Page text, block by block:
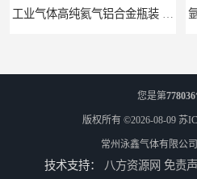
工业气体高纯氦气铝合金瓶装 巢湖特种气体配送 全国配送上门
您是第778036
版权所有 ©2026-08-09 苏
常州泳鑫气体有限公司
技术支持： 八方资源网 免责